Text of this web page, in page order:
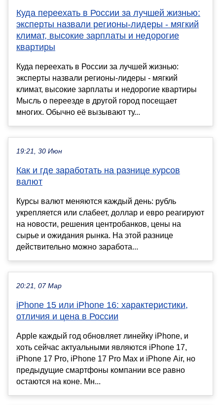
Куда переехать в России за лучшей жизнью:
эксперты назвали регионы-лидеры - мягкий
климат, высокие зарплаты и недорогие
квартиры
Куда переехать в России за лучшей жизнью:
эксперты назвали регионы-лидеры - мягкий
климат, высокие зарплаты и недорогие квартиры
Мысль о переезде в другой город посещает
многих. Обычно её вызывают ту...
19:21, 30 Июн
Как и где заработать на разнице курсов
валют
Курсы валют меняются каждый день: рубль
укрепляется или слабеет, доллар и евро реагируют
на новости, решения центробанков, цены на
сырье и ожидания рынка. На этой разнице
действительно можно заработа...
20:21, 07 Мар
iPhone 15 или iPhone 16: характеристики,
отличия и цена в России
Apple каждый год обновляет линейку iPhone, и
хоть сейчас актуальными являются iPhone 17,
iPhone 17 Pro, iPhone 17 Pro Max и iPhone Air, но
предыдущие смартфоны компании все равно
остаются на коне. Мн...